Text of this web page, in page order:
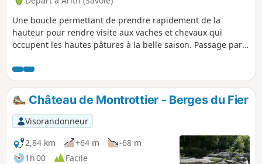
Une boucle permettant de prendre rapidement de la
hauteur pour rendre visite aux vaches et chevaux qui
occupent les hautes pâtures à la belle saison. Passage par
vues.Application Visorando utile sur certaines portions
Château de Montrottier - Berges du Fier
Visorandonneur
2,84 km
+64 m
-68 m
1h 00
Facile